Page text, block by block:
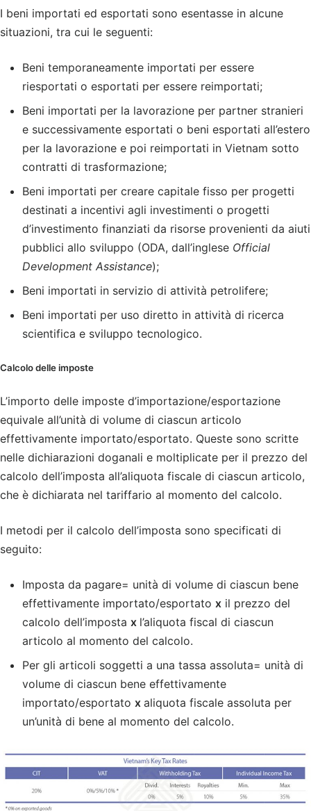
I beni importati ed esportati sono esentasse in alcune
situazioni, tra cui le seguenti:
Beni temporaneamente importati per essere
riesportati o esportati per essere reimportati;
Beni importati per la lavorazione per partner stranieri
e successivamente esportati o beni esportati all’estero
per la lavorazione e poi reimportati in Vietnam sotto
contratti di trasformazione;
Beni importati per creare capitale fisso per progetti
destinati a incentivi agli investimenti o progetti
d’investimento finanziati da risorse provenienti da aiuti
pubblici allo sviluppo (ODA, dall’inglese Official
Development Assistance);
Beni importati in servizio di attività petrolifere;
Beni importati per uso diretto in attività di ricerca
scientifica e sviluppo tecnologico.
Calcolo delle imposte
L’importo delle imposte d’importazione/esportazione
equivale all’unità di volume di ciascun articolo
effettivamente importato/esportato. Queste sono scritte
nelle dichiarazioni doganali e moltiplicate per il prezzo del
calcolo dell’imposta all’aliquota fiscale di ciascun articolo,
che è dichiarata nel tariffario al momento del calcolo.
I metodi per il calcolo dell’imposta sono specificati di
seguito:
Imposta da pagare= unità di volume di ciascun bene
effettivamente importato/esportato x il prezzo del
calcolo dell’imposta x l’aliquota fiscal di ciascun
articolo al momento del calcolo.
Per gli articoli soggetti a una tassa assoluta= unità di
volume di ciascun bene effettivamente
importato/esportato x aliquota fiscale assoluta per
un’unità di bene al momento del calcolo.